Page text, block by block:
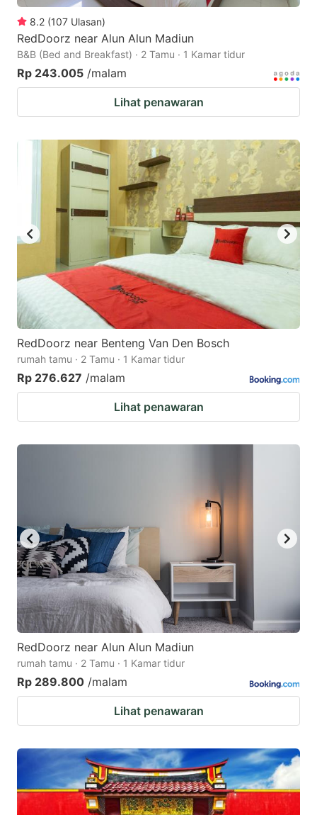
8.2 (107 Ulasan)
RedDoorz near Alun Alun Madiun
B&B (Bed and Breakfast) · 2 Tamu · 1 Kamar tidur
Rp 243.005 /malam
Lihat penawaran
RedDoorz near Benteng Van Den Bosch
rumah tamu · 2 Tamu · 1 Kamar tidur
Rp 276.627 /malam
Lihat penawaran
RedDoorz near Alun Alun Madiun
rumah tamu · 2 Tamu · 1 Kamar tidur
Rp 289.800 /malam
Lihat penawaran